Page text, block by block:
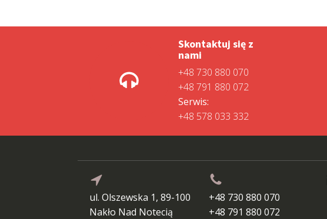
Skontaktuj się z
nami
+48 730 880 070
+48 791 880 072
Serwis:
+48 578 033 332
ul. Olszewska 1, 89-100
Nakło Nad Notecią
+48 730 880 070
+48 791 880 072